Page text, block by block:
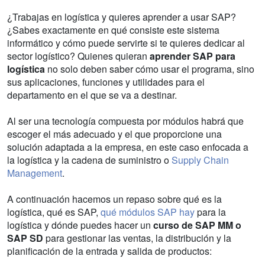
¿Trabajas en logística y quieres aprender a usar SAP?
¿Sabes exactamente en qué consiste este sistema
informático y cómo puede servirte si te quieres dedicar al
sector logístico? Quienes quieran aprender SAP para
logística no solo deben saber cómo usar el programa, sino
sus aplicaciones, funciones y utilidades para el
departamento en el que se va a destinar.
Al ser una tecnología compuesta por módulos habrá que
escoger el más adecuado y el que proporcione una
solución adaptada a la empresa, en este caso enfocada a
la logística y la cadena de suministro o Supply Chain
Management.
A continuación hacemos un repaso sobre qué es la
logística, qué es SAP, qué módulos SAP haypara la
logística y dónde puedes hacer un curso de SAP MM o
SAP SD para gestionar las ventas, la distribución y la
planificación de la entrada y salida de productos: